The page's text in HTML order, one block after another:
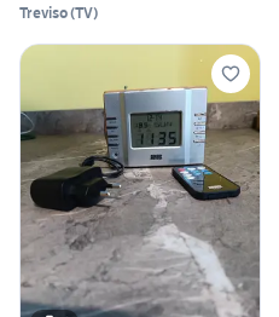
Treviso(TV)